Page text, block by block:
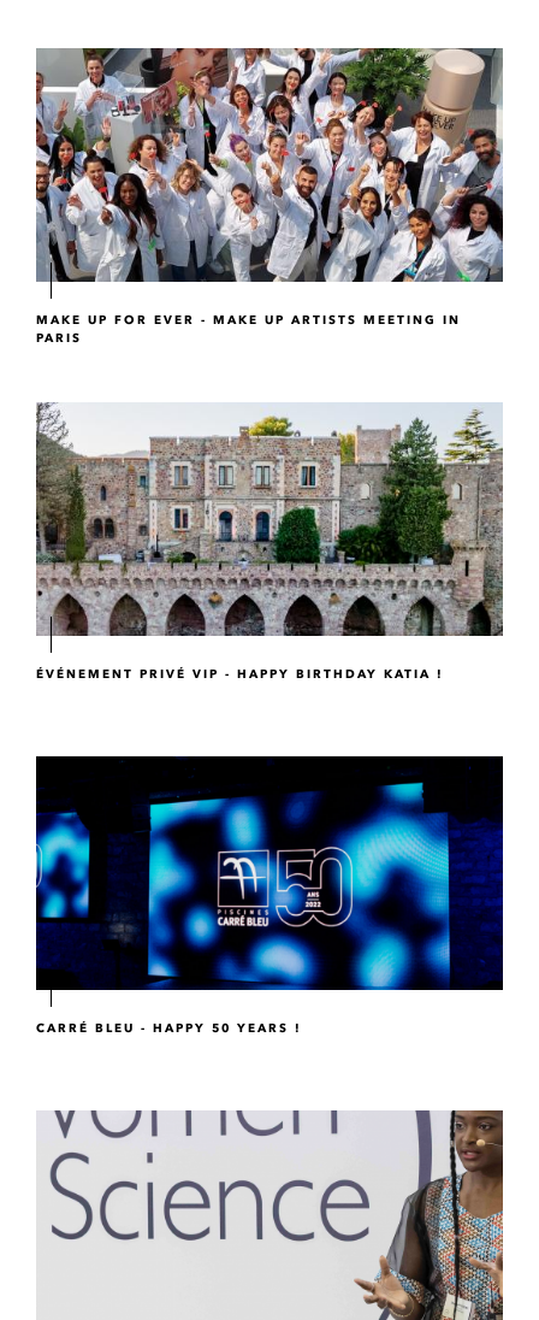
MAKE UP FOR EVER - MAKE UP ARTISTS MEETING IN
PARIS
ÉVÉNEMENT PRIVÉ VIP - HAPPY BIRTHDAY KATIA !
CARRÉ BLEU - HAPPY 50 YEARS !